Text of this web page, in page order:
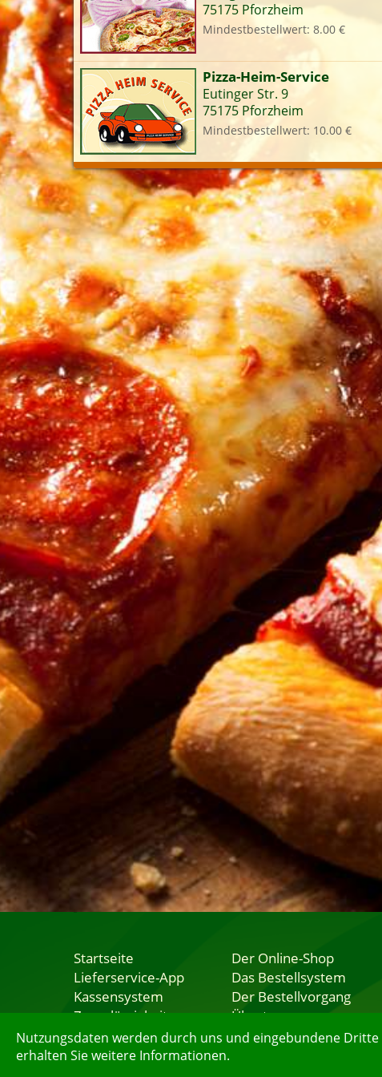
Nutzungsdaten werden durch uns und eingebundene
erhalten Sie weitere Informationen.
75175 Pforzheim
Mindestbestellwert: 8.00 €
Pizza-Heim-Service
Eutinger Str. 9
75175 Pforzheim
Mindestbestellwert: 10.00 €
Startseite
Lieferservice-App
Kassensystem
Zuverlässigkeit
Sicherheit
Der Online-Shop
Das Bestellsystem
Der Bestellvorgang
Übertragung
Testshop